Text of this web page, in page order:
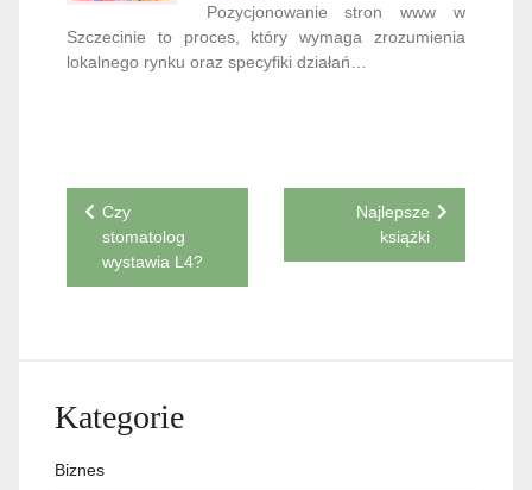
Pozycjonowanie stron www w
Szczecinie to proces, który wymaga zrozumienia
lokalnego rynku oraz specyfiki działań…
Nawigacja
wpisu
Czy
stomatolog
wystawia L4?
Najlepsze
książki
Kategorie
Biznes